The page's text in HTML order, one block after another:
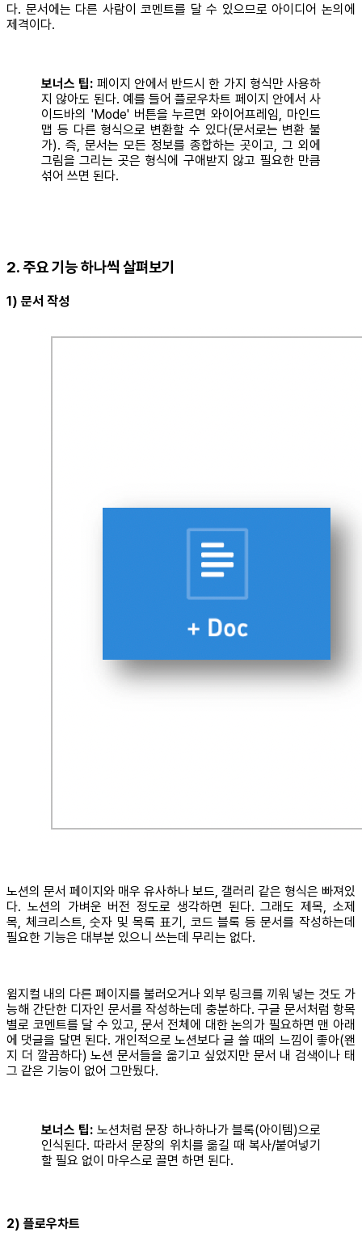
다. 문서에는 다른 사람이 코멘트를 달 수 있으므로 아이디어 논의에
제격이다.
보너스 팁: 페이지 안에서 반드시 한 가지 형식만 사용하
지 않아도 된다. 예를 들어 플로우차트 페이지 안에서 사
이드바의 'Mode' 버튼을 누르면 와이어프레임, 마인드
맵 등 다른 형식으로 변환할 수 있다(문서로는 변환 불
가). 즉, 문서는 모든 정보를 종합하는 곳이고, 그 외에
그림을 그리는 곳은 형식에 구애받지 않고 필요한 만큼
섞어 쓰면 된다.
2. 주요 기능 하나씩 살펴보기
1) 문서 작성
노션의 문서 페이지와 매우 유사하나 보드, 갤러리 같은 형식은 빠져있
다. 노션의 가벼운 버전 정도로 생각하면 된다. 그래도 제목, 소제
목, 체크리스트, 숫자 및 목록 표기, 코드 블록 등 문서를 작성하는데
필요한 기능은 대부분 있으니 쓰는데 무리는 없다.
윔지컬 내의 다른 페이지를 불러오거나 외부 링크를 끼워 넣는 것도 가
능해 간단한 디자인 문서를 작성하는데 충분하다. 구글 문서처럼 항목
별로 코멘트를 달 수 있고, 문서 전체에 대한 논의가 필요하면 맨 아래
에 댓글을 달면 된다. 개인적으로 노션보다 글 쓸 때의 느낌이 좋아(왠
지 더 깔끔하다) 노션 문서들을 옮기고 싶었지만 문서 내 검색이나 태
그 같은 기능이 없어 그만뒀다.
보너스 팁: 노션처럼 문장 하나하나가 블록(아이템)으로
인식된다. 따라서 문장의 위치를 옮길 때 복사/붙여넣기
할 필요 없이 마우스로 끌면 하면 된다.
2) 플로우차트